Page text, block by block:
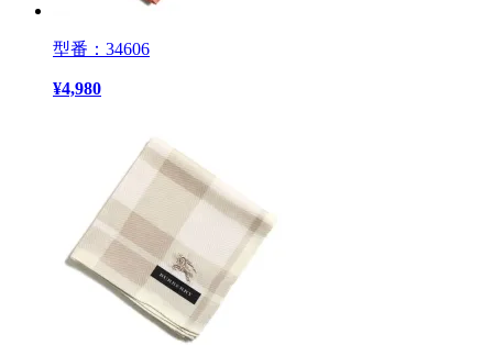
型番：34606
¥4,980